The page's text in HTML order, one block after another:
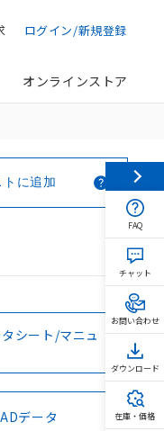
ログイン/新規登録
オンラインストア
トに追加
シート/マニュ
データ
FAQ
チャット
お問い合わせ
ダウンロード
在庫・価格